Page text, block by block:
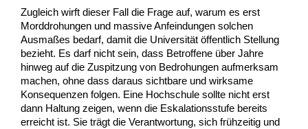
Zugleich wirft dieser Fall die Frage auf, warum es erst
Morddrohungen und massive Anfeindungen solchen
Ausmaßes bedarf, damit die Universität öffentlich Stellung
bezieht. Es darf nicht sein, dass Betroffene über Jahre
hinweg auf die Zuspitzung von Bedrohungen aufmerksam
machen, ohne dass daraus sichtbare und wirksame
Konsequenzen folgen. Eine Hochschule sollte nicht erst
dann Haltung zeigen, wenn die Eskalationsstufe bereits
erreicht ist. Sie trägt die Verantwortung, sich frühzeitig und